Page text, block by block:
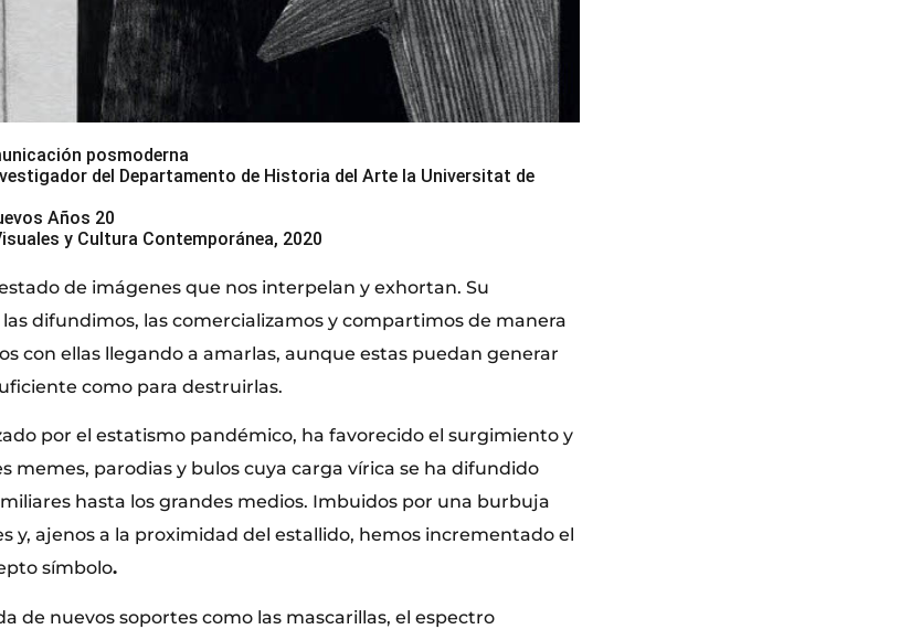
posmoderna
del Departamento de Historia del Arte la Universitat de
Años 20
y Cultura Contemporánea, 2020
de imágenes que nos interpelan y exhortan. Su
difundimos, las comercializamos y compartimos de manera
con ellas llegando a amarlas, aunque estas puedan generar
como para destruirlas.
por el estatismo pandémico, ha favorecido el surgimiento y
memes, parodias y bulos cuya carga vírica se ha difundido
hasta los grandes medios. Imbuidos por una burbuja
y, ajenos a la proximidad del estallido, hemos incrementado el
símbolo.
de nuevos soportes como las mascarillas, el espectro